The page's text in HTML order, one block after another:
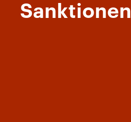
Sanktionen